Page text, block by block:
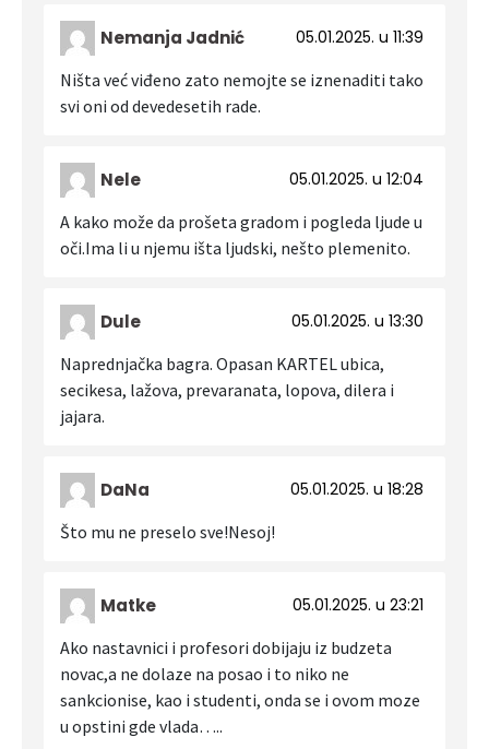
Nemanja Jadnić
05.01.2025. u 11:39
Ništa već viđeno zato nemojte se iznenaditi tako
svi oni od devedesetih rade.
Nele
05.01.2025. u 12:04
A kako može da prošeta gradom i pogleda ljude u
oči.Ima li u njemu išta ljudski, nešto plemenito.
Dule
05.01.2025. u 13:30
Naprednjačka bagra. Opasan KARTEL ubica,
secikesa, lažova, prevaranata, lopova, dilera i
jajara.
DaNa
05.01.2025. u 18:28
Što mu ne preselo sve!Nesoj!
Matke
05.01.2025. u 23:21
Ako nastavnici i profesori dobijaju iz budzeta
novac,a ne dolaze na posao i to niko ne
sankcionise, kao i studenti, onda se i ovom moze
u opstini gde vlada…..